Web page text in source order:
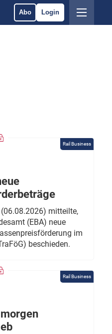
Abo Login
Rail Business
mitteilte,
(EBA) neue
im
beschieden.
Rail Business